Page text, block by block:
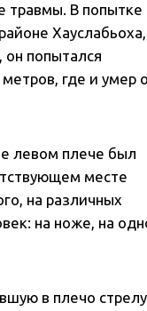
травмы. В попытке
Хауслабьоха,
он попытался
где и умер
левом плече был
месте
на различных
на ноже, на
в плечо